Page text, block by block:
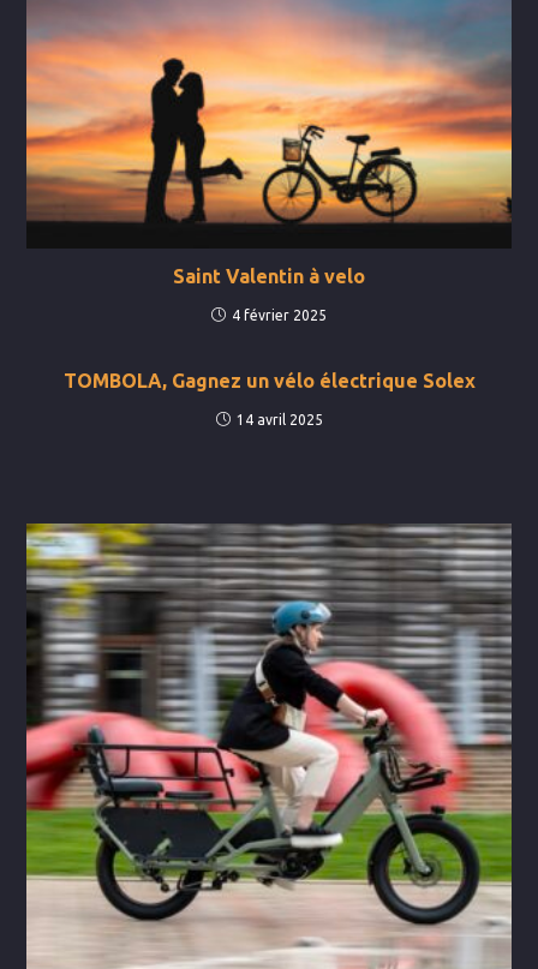
Saint Valentin à velo
4 février 2025
TOMBOLA, Gagnez un vélo électrique Solex
14 avril 2025